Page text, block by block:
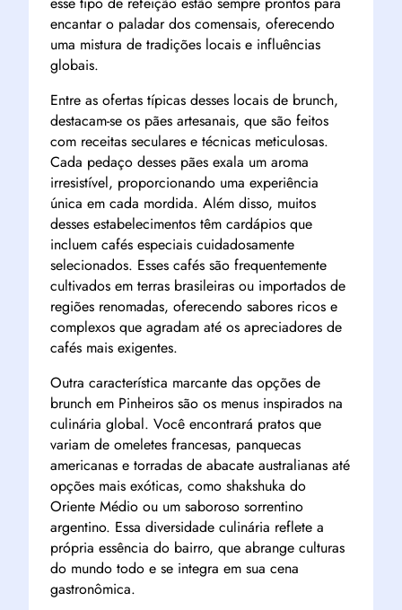
encantar o paladar dos comensais, oferecendo
uma mistura de tradições locais e influências
globais.
Entre as ofertas típicas desses locais de brunch,
destacam-se os pães artesanais, que são feitos
com receitas seculares e técnicas meticulosas.
Cada pedaço desses pães exala um aroma
irresistível, proporcionando uma experiência
única em cada mordida. Além disso, muitos
desses estabelecimentos têm cardápios que
incluem cafés especiais cuidadosamente
selecionados. Esses cafés são frequentemente
cultivados em terras brasileiras ou importados de
regiões renomadas, oferecendo sabores ricos e
complexos que agradam até os apreciadores de
cafés mais exigentes.
Outra característica marcante das opções de
brunch em Pinheiros são os menus inspirados na
culinária global. Você encontrará pratos que
variam de omeletes francesas, panquecas
americanas e torradas de abacate australianas até
opções mais exóticas, como shakshuka do
Oriente Médio ou um saboroso sorrentino
argentino. Essa diversidade culinária reflete a
própria essência do bairro, que abrange culturas
do mundo todo e se integra em sua cena
gastronômica.